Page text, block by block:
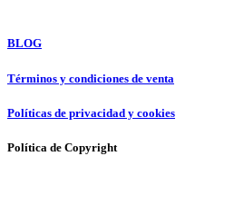
BLOG
Términos y condiciones de venta
Políticas de privacidad y cookies
Política de Copyright